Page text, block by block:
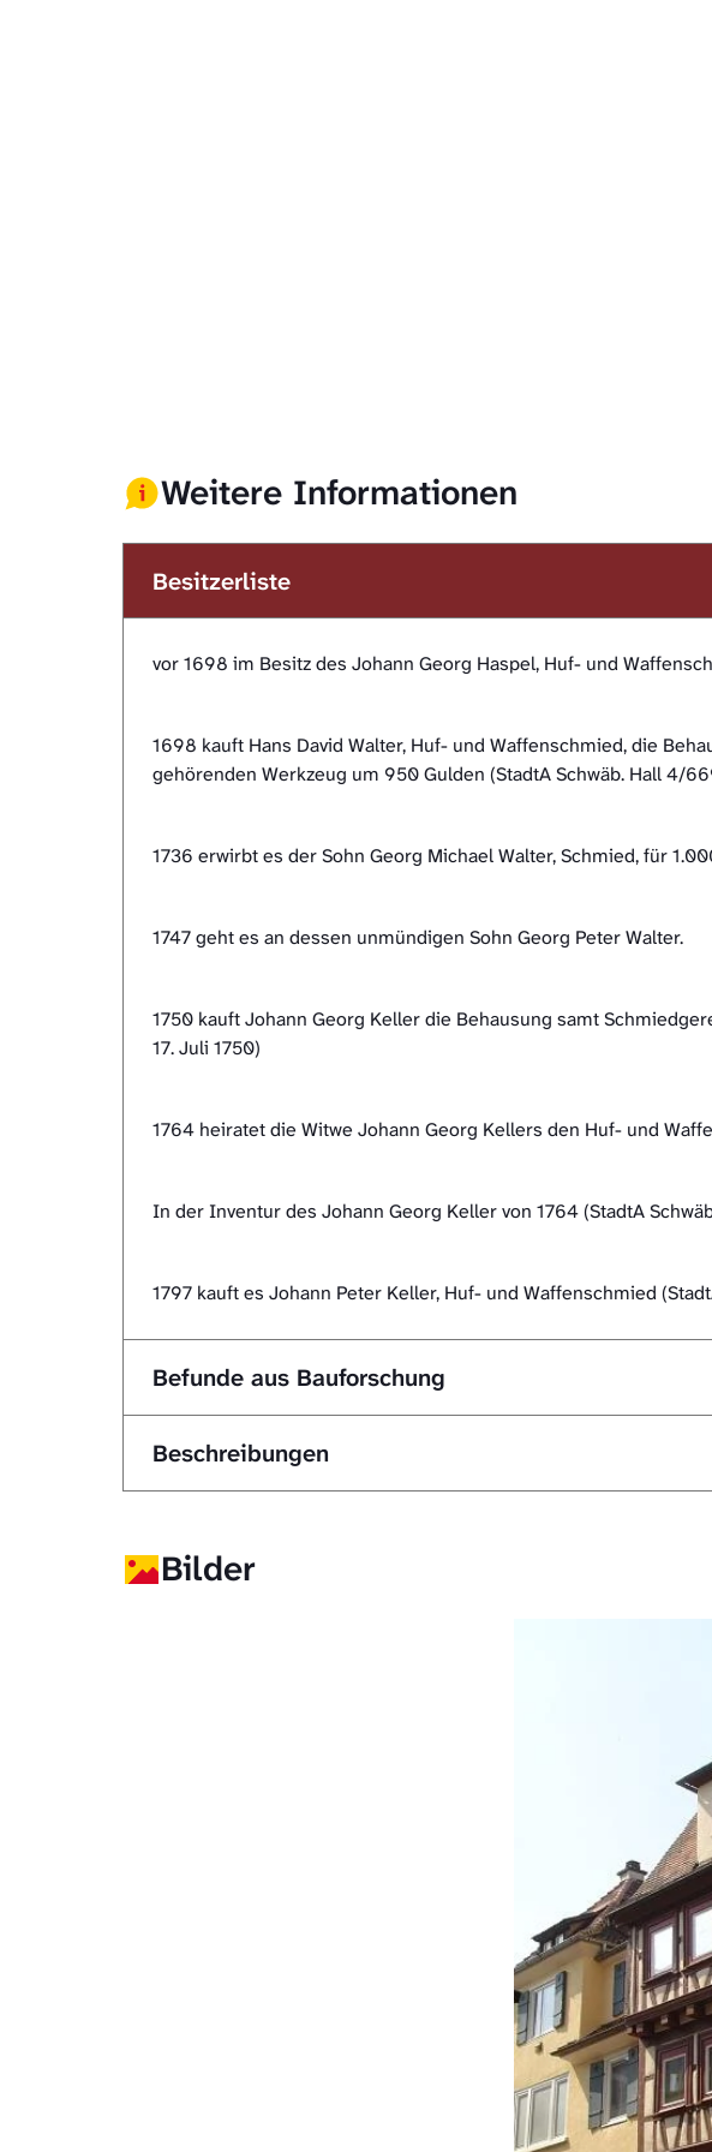
Weitere Informationen
Besitzerliste
vor 1698 im Besitz des Johann Georg Haspel, Huf- und
1698 kauft Hans David Walter, Huf- und Waffenschmied, die
gehörenden Werkzeug um 950 Gulden (StadtA Schwäb. Hall 4/
1736 erwirbt es der Sohn Georg Michael Walter, Schmied, für
1747 geht es an dessen unmündigen Sohn Georg Peter Walter.
1750 kauft Johann Georg Keller die Behausung samt
17. Juli 1750)
1764 heiratet die Witwe Johann Georg Kellers den Huf- und
In der Inventur des Johann Georg Keller von 1764 (StadtA
1797 kauft es Johann Peter Keller, Huf- und Waffenschmied
Befunde aus Bauforschung
Beschreibungen
Bilder